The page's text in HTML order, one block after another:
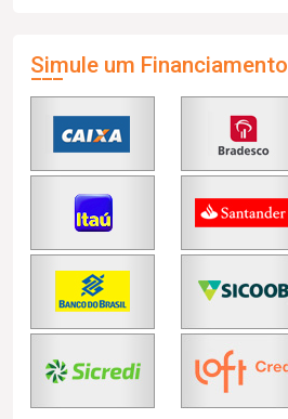
Simule um Financiamento